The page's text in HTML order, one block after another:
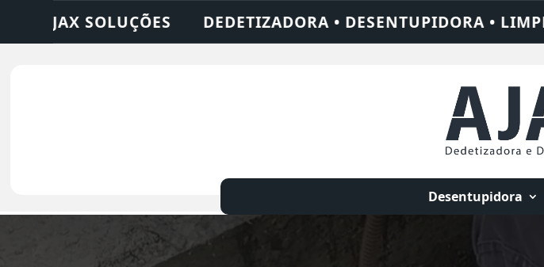
• DESENTUPIDORA • LIMPEZA DE FOSSA • 24 HORAS •
Desentupidora